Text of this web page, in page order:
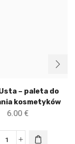
– paleta do
kosmetyków
6.00 €